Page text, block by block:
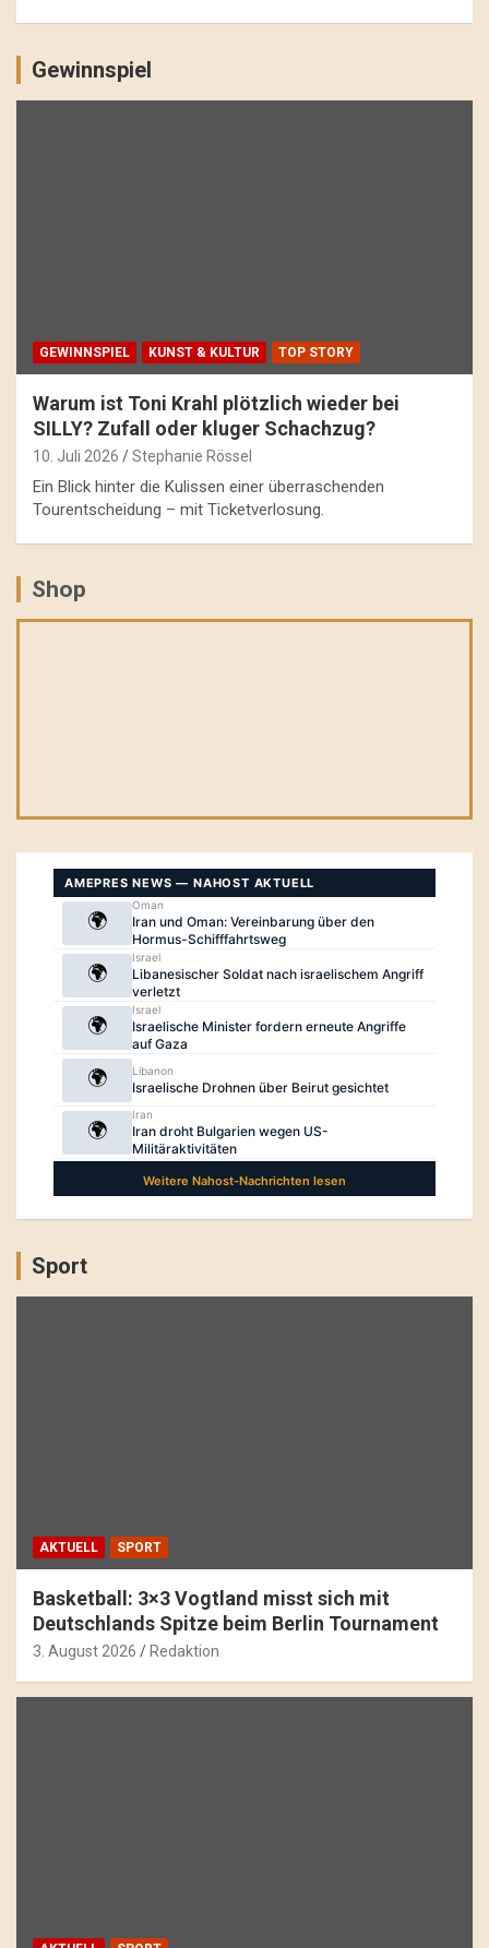
Gewinnspiel
GEWINNSPIEL KUNST & KULTUR TOP STORY
Warum ist Toni Krahl plötzlich wieder bei
SILLY? Zufall oder kluger Schachzug?
10. Juli 2026 Stephanie Rössel
Ein Blick hinter die Kulissen einer überraschenden
Tourentscheidung – mit Ticketverlosung.
Shop
Sport
AKTUELL SPORT
Basketball: 3×3 Vogtland misst sich mit
Deutschlands Spitze beim Berlin Tournament
3. August 2026 Redaktion